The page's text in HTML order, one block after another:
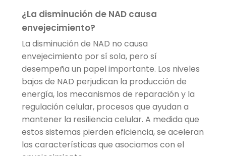
¿La disminución de NAD causa
envejecimiento?
La disminución de NAD no causa
envejecimiento por sí sola, pero sí
desempeña un papel importante. Los niveles
bajos de NAD perjudican la producción de
energía, los mecanismos de reparación y la
regulación celular, procesos que ayudan a
mantener la resiliencia celular. A medida que
estos sistemas pierden eficiencia, se aceleran
las características que asociamos con el